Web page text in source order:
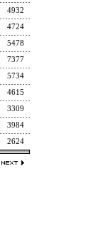
4932
4724
5478
7377
5734
4615
3309
3984
2624